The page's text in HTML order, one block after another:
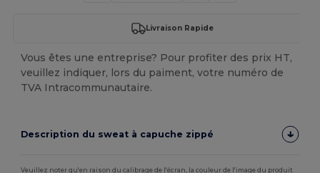
Livraison Rapide
Vous êtes une entreprise? Pour profiter des prix HT,
veuillez indiquer, lors du paiment, votre numéro de
TVA Intracommunautaire.
Description du sweat à capuche zippé
Veuillez noter qu'en raison du calibrage de l'écran, la couleur de l'image du produit